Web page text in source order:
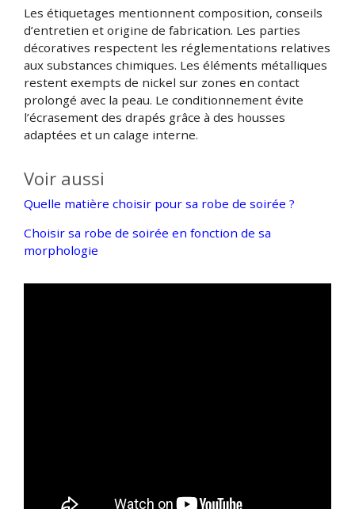
Les étiquetages mentionnent composition, conseils
d’entretien et origine de fabrication. Les parties
décoratives respectent les réglementations relatives
aux substances chimiques. Les éléments métalliques
restent exempts de nickel sur zones en contact
prolongé avec la peau. Le conditionnement évite
l’écrasement des drapés grâce à des housses
adaptées et un calage interne.
Voir aussi
Quelle matière choisir pour sa robe de soirée ?
Choisir sa robe de soirée en fonction de sa
morphologie